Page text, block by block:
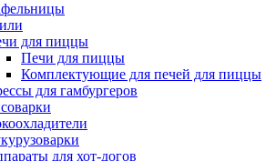
для пиццы
Печи для пиццы
Комплектующие для печей для пиццы
для гамбургеров
для хот-догов